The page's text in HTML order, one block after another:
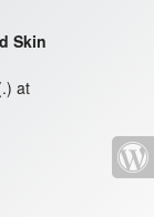
Skin
at